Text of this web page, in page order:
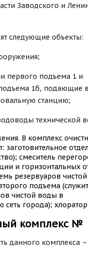
Заводского и
следующие объекты:
первого подъема 1 и
1б, подающие
станцию;
технической
В комплекс
заготовительное
смеситель
и горизонтальных
резервуаров
подъема
чистой воды в
сеть города);
комплекс №
данного комплекса